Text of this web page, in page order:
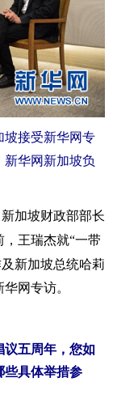
食品
数据
无人机
华广播
接受新华网专
华网新加坡负
加坡财政部部长
，王瑞杰就“一带
新加坡总统哈莉
网专访。
五周年，您如
些具体举措参